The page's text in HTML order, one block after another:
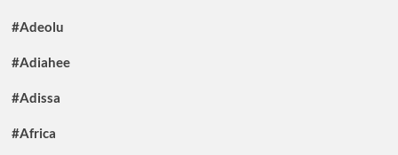
#Adeolu
#Adiahee
#Adissa
#Africa